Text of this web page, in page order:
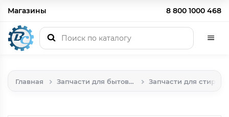
Магазины 8 800 1000 468
Главная Запчасти для бытовой техники